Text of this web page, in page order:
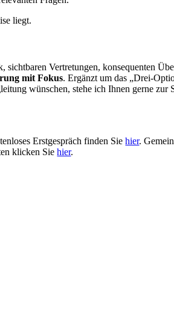
liegt.
Vertretungen, konsequenten
mit Fokus. Ergänzt um das „Drei-
wünschen, stehe ich Ihnen gerne zur
Erstgespräch finden Siehier.
klicken Siehier.